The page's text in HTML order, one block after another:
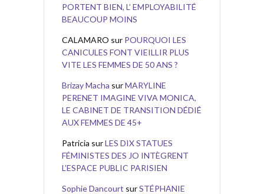
PORTENT BIEN, L’ EMPLOYABILITÉ
BEAUCOUP MOINS
CALAMARO sur POURQUOI LES
CANICULES FONT VIEILLIR PLUS
VITE LES FEMMES DE 50 ANS ?
Brizay Macha surMARYLINE
PERENET IMAGINE VIVA MONICA,
LE CABINET DE TRANSITION DÉDIÉ
AUX FEMMES DE 45+
Patricia surLES DIX STATUES
FÉMINISTES DES JO INTÈGRENT
L’ESPACE PUBLIC PARISIEN
Sophie Dancourt surSTÉPHANIE